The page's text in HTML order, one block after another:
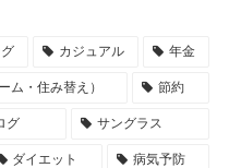
カジュアル 年金
ム・住み替え） 節約
グ サングラス
ダイエット 病気予防